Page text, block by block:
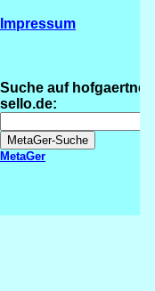
Impressum
Suche auf hofgaertner-
sello.de:
MetaGer